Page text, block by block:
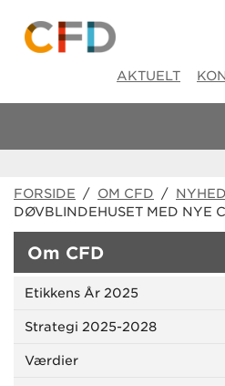
AKTUELT
FORSIDE / OM CFD /
DØVBLINDEHUSET MED NYE
Om CFD
Etikkens År 2025
Strategi 2025-2028
Værdier